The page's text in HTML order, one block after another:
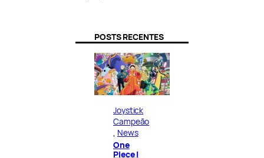
POSTS RECENTES
Joystick
Campeão
News
One
Piece |